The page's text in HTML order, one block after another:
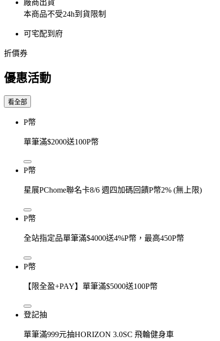
廠商出貨
本商品不受24h到貨限制
可宅配到府
折價券
優惠活動
看全部
P幣
單筆滿$2000送100P幣
P幣
星展PChome聯名卡8/6 週四加碼回饋P幣2% (無上限)
P幣
全站指定品單筆滿$4000送4%P幣，最高450P幣
P幣
【限全盈+PAY】單筆滿$5000送100P幣
登記抽
單筆滿999元抽HORIZON 3.0SC 飛輪健身車